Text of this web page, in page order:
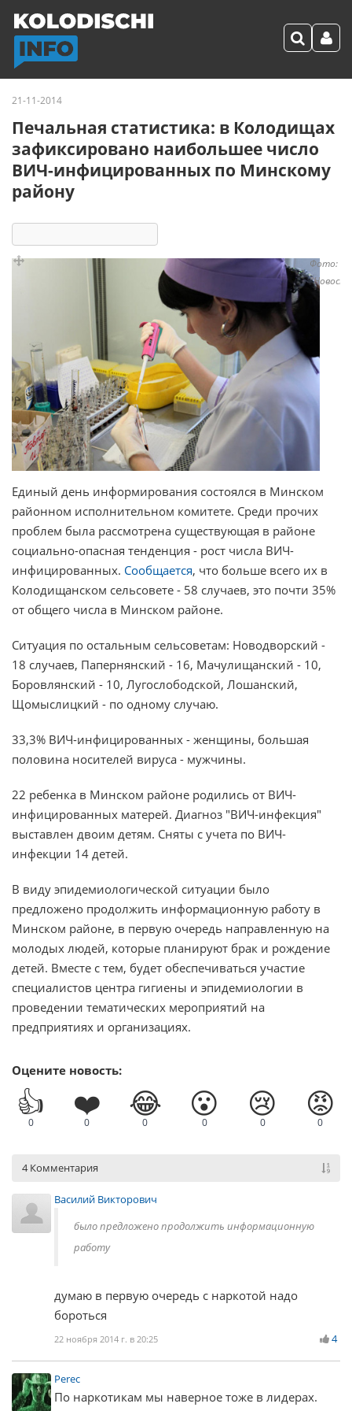
21-11-2014
Печальная статистика: в Колодищах
зафиксировано наибольшее число
ВИЧ-инфицированных по Минскому
району
Фото:
Единый день информирования состоялся в Минском
районном исполнительном комитете. Среди прочих
проблем была рассмотрена существующая в районе
социально-опасная тенденция - рост числа ВИЧ-
инфицированных. Сообщается, что больше всего их в
Колодищанском сельсовете - 58 случаев, это почти 35%
от общего числа в Минском районе.
Ситуация по остальным сельсоветам: Новодворский -
18 случаев, Папернянский - 16, Мачулищанский - 10,
Боровлянский - 10, Лугослободской, Лошанский,
Щомыслицкий - по одному случаю.
33,3% ВИЧ-инфицированных - женщины, большая
половина носителей вируса - мужчины.
22 ребенка в Минском районе родились от ВИЧ-
инфицированных матерей. Диагноз "ВИЧ-инфекция"
выставлен двоим детям. Сняты с учета по ВИЧ-
инфекции 14 детей.
В виду эпидемиологической ситуации было
предложено продолжить информационную работу в
Минском районе, в первую очередь направленную на
молодых людей, которые планируют брак и рождение
детей. Вместе с тем, будет обеспечиваться участие
специалистов центра гигиены и эпидемиологии в
проведении тематических мероприятий на
предприятиях и организациях.
Оцените новость:
👍
0
❤️
0
😂
0
😮
0
😢
0
😡
0
4 Комментария
Василий Викторович
было предложено продолжить информационную
работу
думаю в первую очередь с наркотой надо
бороться
22 ноября 2014 г. в 20:25 4
Perec
По наркотикам мы наверное тоже в лидерах.